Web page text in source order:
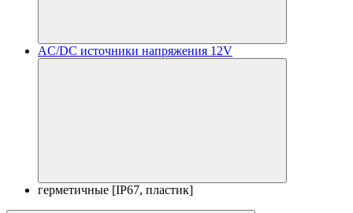
AC/DC источники напряжения 12V
герметичные [IP67, пластик]